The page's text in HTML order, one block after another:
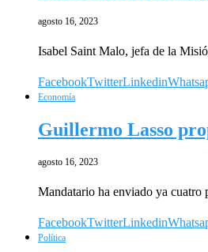
agosto 16, 2023
Isabel Saint Malo, jefa de la
FacebookTwitterLinkedin
Economía
Guillermo Lasso
agosto 16, 2023
Mandatario ha enviado ya cuatro
FacebookTwitterLinkedin
Política